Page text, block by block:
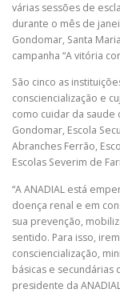
várias sessões de
durante o mês de
Gondomar, Santa
campanha “A vitória
São cinco as
consciencialização e
como cuidar da saude
Gondomar, Escola
Abranches Ferrão,
Escolas Severim de
“A ANADIAL está
doença renal e em
sua prevenção,
sentido. Para isso,
consciencialização,
básicas e secundárias
presidente da